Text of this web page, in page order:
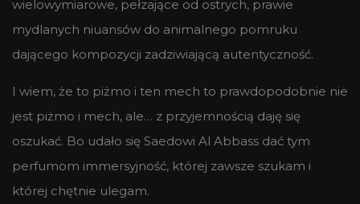
wielowymiarowe, pełzające od ostrych, prawie
mydlanych niuansów do animalnego pomruku
dającego kompozycji zadziwiającą autentyczność.
I wiem, że to piżmo i ten mech to prawdopodobnie nie
jest piżmo i mech, ale… z przyjemnością daję się
oszukać. Bo udało się Saedowi Al Abbass dać tym
perfumom immersyjność, której zawsze szukam i
której chętnie ulegam.